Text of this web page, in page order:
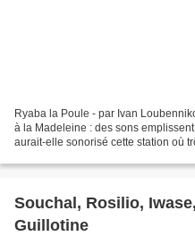
Ryaba la Poule - par Ivan
à la Madeleine : des sons
aurait-elle sonorisé cette station où
Souchal, Rosilio,
Guillotine